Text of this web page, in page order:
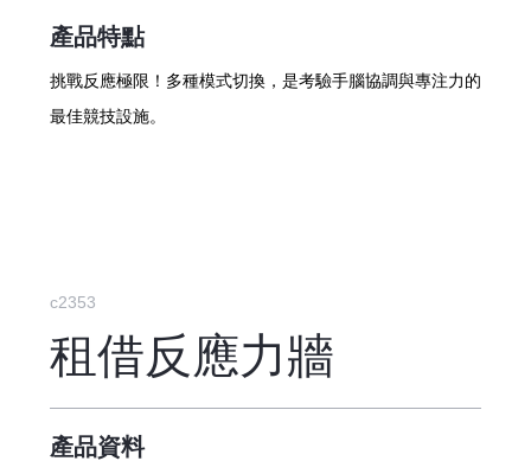
產品特點
挑戰反應極限！多種模式切換，是考驗手腦協調與專注力的
最佳競技設施。
c2353
租借反應力牆
產品資料